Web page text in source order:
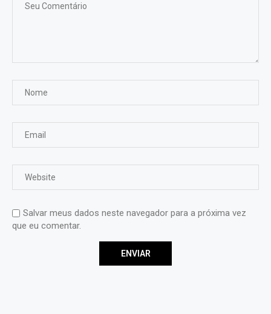
Salvar meus dados neste navegador para a próxima vez
que eu comentar.